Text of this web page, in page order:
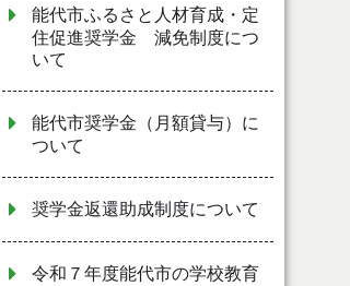
能代市ふるさと人材育成・定
住促進奨学金 減免制度につ
いて
能代市奨学金（月額貸与）に
ついて
奨学金返還助成制度について
令和７年度能代市の学校教育